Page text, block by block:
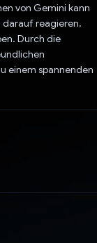
von Gemini kann
darauf reagieren,
Durch die
einem spannenden